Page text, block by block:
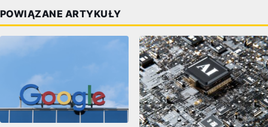
POWIĄZANE ARTYKUŁY